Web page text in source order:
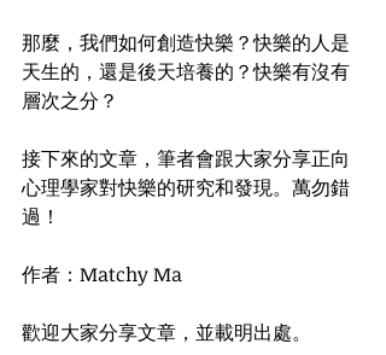
那麼，我們如何創造快樂？快樂的人是
天生的，還是後天培養的？快樂有沒有
層次之分？
接下來的文章，筆者會跟大家分享正向
心理學家對快樂的研究和發現。萬勿錯
過！
作者：Matchy Ma
歡迎大家分享文章，並載明出處。